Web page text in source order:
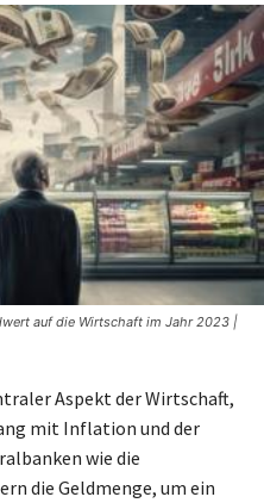
auf die Wirtschaft im Jahr 2023 |
Aspekt der Wirtschaft,
mit Inflation und der
wie die
die Geldmenge, um ein